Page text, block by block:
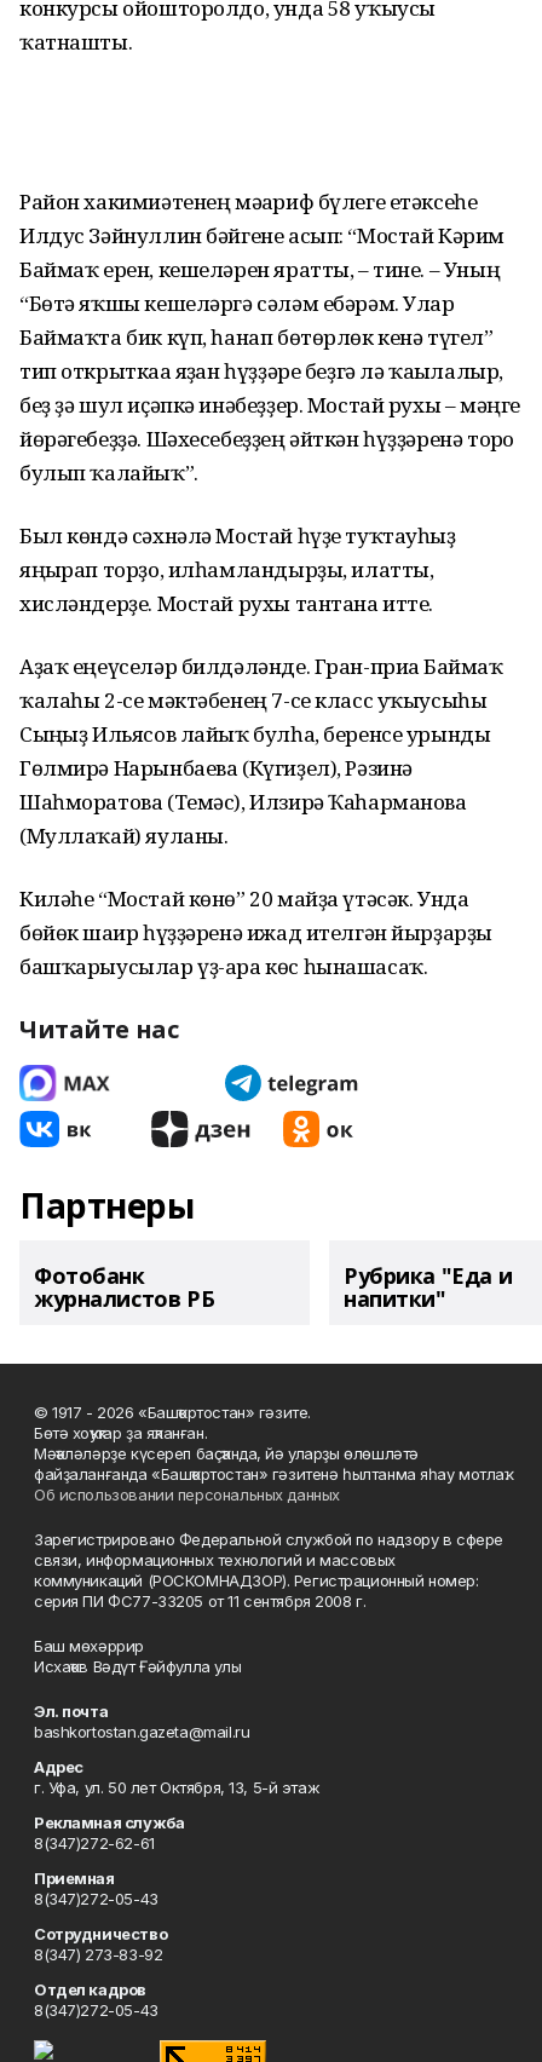
конкурсы ойошторолдо, унда 58 уҡыусы
ҡатнашты.
Район хакимиәтенең мәғариф бүлеге етәксеһе
Илдус Зәйнуллин бәйгене асып: “Мостай Кәрим
Баймаҡ ерен, кешеләрен яратты, – тине. – Уның
“Бөтә яҡшы кешеләргә сәләм ебәрәм. Улар
Баймаҡта бик күп, һанап бөтөрлөк кенә түгел”
тип открыткаға яҙған һүҙҙәре беҙгә лә ҡағылалыр,
беҙ ҙә шул иҫәпкә инәбеҙҙер. Мостай рухы – мәңге
йөрәгебеҙҙә. Шәхесебеҙҙең әйткән һүҙҙәренә тоғро
булып ҡалайыҡ”.
Был көндә сәхнәлә Мостай һүҙе туҡтауһыҙ
яңғырап торҙо, илһамландырҙы, илатты,
хисләндерҙе. Мостай рухы тантана итте.
Аҙаҡ еңеүселәр билдәләнде. Гран-приға Баймаҡ
ҡалаһы 2-се мәктәбенең 7-се класс уҡыусыһы
Сыңғыҙ Ильясов лайыҡ булһа, беренсе урынды
Гөлмирә Нарынбаева (Күгиҙел), Рәзинә
Шаһморатова (Темәс), Илзирә Ҡаһарманова
(Муллаҡай) яуланы.
Киләһе “Мостай көнө” 20 майҙа үтәсәк. Унда
бөйөк шағир һүҙҙәренә ижад ителгән йырҙарҙы
башҡарыусылар үҙ-ара көс һынашасаҡ.
Читайте нас
Партнеры
Фотобанк
журналистов РБ
Рубрика "Еда и
напитки"
© 1917 - 2026 «Башҡортостан» гәзите.
Бөтә хоҡуҡтар ҙа яҡланған.
Мәҡәләләрҙе күсереп баҫҡанда, йә уларҙы өлөшләтә
файҙаланғанда «Башҡортостан» гәзитенә һылтанма яһау мотлаҡ.
Об использовании персональных данных
Зарегистрировано Федеральной службой по надзору в сфере
связи, информационных технологий и массовых
коммуникаций (РОСКОМНАДЗОР). Регистрационный номер:
серия ПИ ФС77-33205 от 11 сентября 2008 г.
Баш мөхәррир
Исхаҡов Вәдүт Ғәйфулла улы
Эл. почта
bashkortostan.gazeta@mail.ru
Адрес
г. Уфа, ул. 50 лет Октября, 13, 5-й этаж
Рекламная служба
8(347)272-62-61
Приемная
8(347)272-05-43
Сотрудничество
8(347) 273-83-92
Отдел кадров
8(347)272-05-43